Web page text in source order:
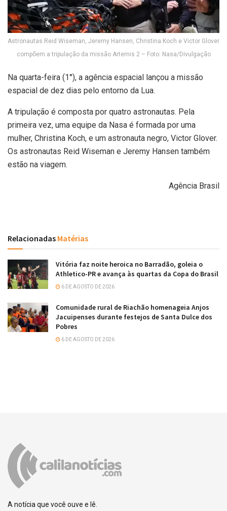
Astronautas Reid Wiseman, Jeremy Hansen, Christina Koch e Victor Glover
compõem a tripulação da missão Artemis 2 – Foto: Nasa/Divulgação
Na quarta-feira (1°), a agência espacial lançou a missão
espacial de dez dias pelo entorno da Lua.
A tripulação é composta por quatro astronautas. Pela
primeira vez, uma equipe da Nasa é formada por uma
mulher, Christina Koch, e um astronauta negro, Victor Glover.
Os astronautas Reid Wiseman e Jeremy Hansen também
estão na viagem.
Agência Brasil
Relacionadas Matérias
Vitória faz noite heroica no Barradão, goleia o
Athletico-PR e avança às quartas da Copa do Brasil
6 DE AGOSTO DE 2026
Comunidade rural de Riachão homenageia Anjos
Jacuipenses durante festejos de Santa Dulce dos
Pobres
6 DE AGOSTO DE 2026
A notícia que você ouve e lê.